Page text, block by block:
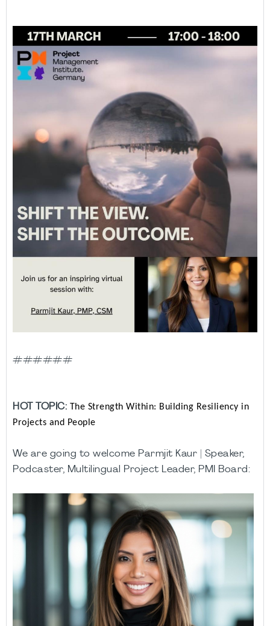
######
HOT TOPIC: The Strength Within: Building Resiliency in
Projects and People
We are going to welcome Parmjit Kaur | Speaker,
Podcaster, Multilingual Project Leader, PMI Board: